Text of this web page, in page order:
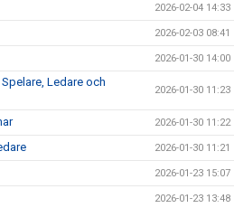
2026-02-04 14:33
2026-02-03 08:41
2026-01-30 14:00
Ledare och
2026-01-30 11:23
2026-01-30 11:22
2026-01-30 11:21
2026-01-23 15:07
2026-01-23 13:48